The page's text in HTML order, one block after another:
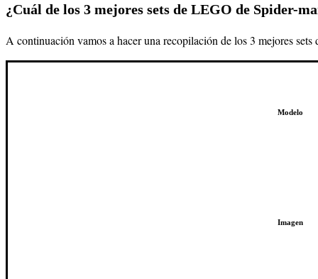
¿Cuál de los 3 mejores sets de LEGO de Spider-
A continuación vamos a hacer una recopilación de los 3 mejores
Modelo
Imagen